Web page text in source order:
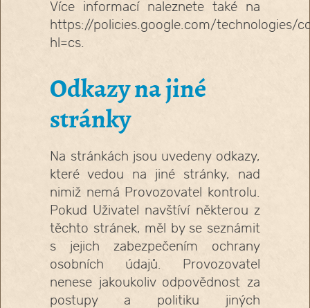
Více informací naleznete také na
https://policies.google.com/technologies/
hl=cs.
Odkazy na jiné
stránky
Na stránkách jsou uvedeny odkazy,
které vedou na jiné stránky, nad
nimiž nemá Provozovatel kontrolu.
Pokud Uživatel navštíví některou z
těchto stránek, měl by se seznámit
s jejich zabezpečením ochrany
osobních údajů. Provozovatel
nenese jakoukoliv odpovědnost za
postupy a politiku jiných